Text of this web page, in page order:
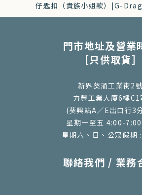
門市地址及營業
［只供取貨］
新界葵涌工業街2
力豐工業大廈6樓C1
(葵興站A／E出口行3
星期一至五 4:00-
星期六、日、公眾假期
聯絡我們 / 業務